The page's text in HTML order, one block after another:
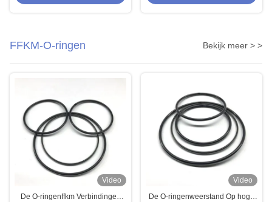
FFKM-O-ringen Bekijk meer > >
Video
De O-ringenffkm Verbindingen
Video
De O-ringenweerstand Op hoge